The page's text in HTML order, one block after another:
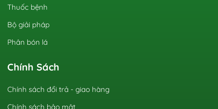
Thuốc bệnh
Bộ giải pháp
Phân bón lá
Chính Sách
Chính sách đổi trả - giao hàng
Chính sách bảo mật